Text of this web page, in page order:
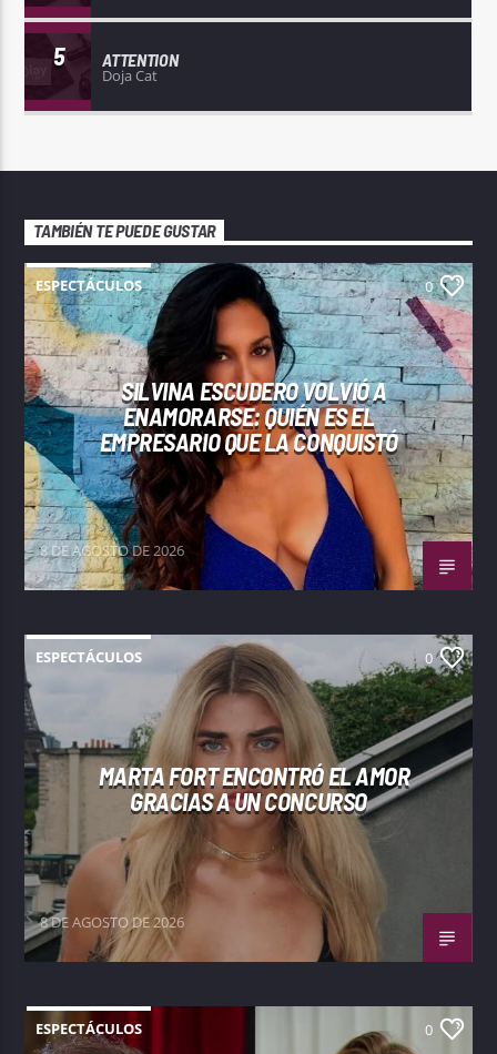
5 ATTENTION
Doja Cat
TAMBIÉN TE PUEDE GUSTAR
ESPECTÁCULOS 0
SILVINA ESCUDERO VOLVIÓ A
ENAMORARSE: QUIÉN ES EL
EMPRESARIO QUE LA CONQUISTÓ
8 DE AGOSTO DE 2026
ESPECTÁCULOS 0
MARTA FORT ENCONTRÓ EL AMOR
GRACIAS A UN CONCURSO
8 DE AGOSTO DE 2026
ESPECTÁCULOS 0